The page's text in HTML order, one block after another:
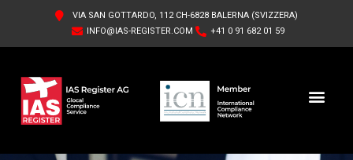
VIA SAN GOTTARDO, 112 CH-6828 BALERNA (SVIZZERA)
INFO@IAS-REGISTER.COM
+41 0 91 682 01 59